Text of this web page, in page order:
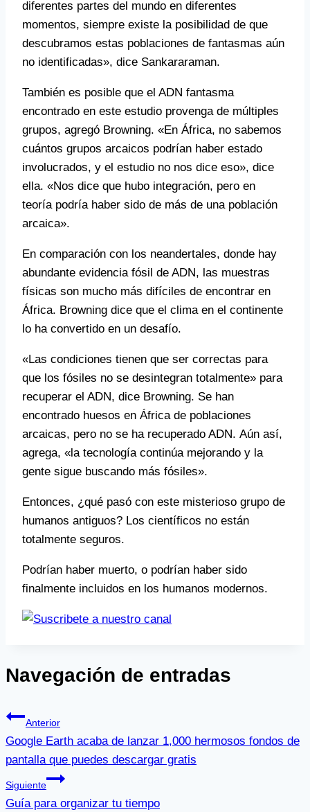
diferentes partes del mundo en diferentes
momentos, siempre existe la posibilidad de que
descubramos estas poblaciones de fantasmas aún
no identificadas», dice Sankararaman.
También es posible que el ADN fantasma
encontrado en este estudio provenga de múltiples
grupos, agregó Browning. «En África, no sabemos
cuántos grupos arcaicos podrían haber estado
involucrados, y el estudio no nos dice eso», dice
ella. «Nos dice que hubo integración, pero en
teoría podría haber sido de más de una población
arcaica».
En comparación con los neandertales, donde hay
abundante evidencia fósil de ADN, las muestras
físicas son mucho más difíciles de encontrar en
África. Browning dice que el clima en el continente
lo ha convertido en un desafío.
«Las condiciones tienen que ser correctas para
que los fósiles no se desintegran totalmente» para
recuperar el ADN, dice Browning. Se han
encontrado huesos en África de poblaciones
arcaicas, pero no se ha recuperado ADN. Aún así,
agrega, «la tecnología continúa mejorando y la
gente sigue buscando más fósiles».
Entonces, ¿qué pasó con este misterioso grupo de
humanos antiguos? Los científicos no están
totalmente seguros.
Podrían haber muerto, o podrían haber sido
finalmente incluidos en los humanos modernos.
Navegación de entradas
Anterior
Google Earth acaba de lanzar 1,000 hermosos fondos de
pantalla que puedes descargar gratis
Siguiente
Guía para organizar tu tiempo